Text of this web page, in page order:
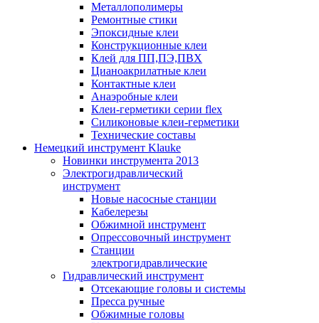
Металлополимеры
Ремонтные стики
Эпоксидные клеи
Конструкционные клеи
Клей для ПП,ПЭ,ПВХ
Цианоакрилатные клеи
Контактные клеи
Анаэробные клеи
Клеи-герметики серии flex
Силиконовые клеи-герметики
Технические составы
Немецкий инструмент Klauke
Новинки инструмента 2013
Электрогидравлический
инструмент
Новые насосные станции
Кабелерезы
Обжимной инструмент
Опрессовочный инструмент
Станции
электрогидравлические
Гидравлический инструмент
Отсекающие головы и системы
Пресса ручные
Обжимные головы